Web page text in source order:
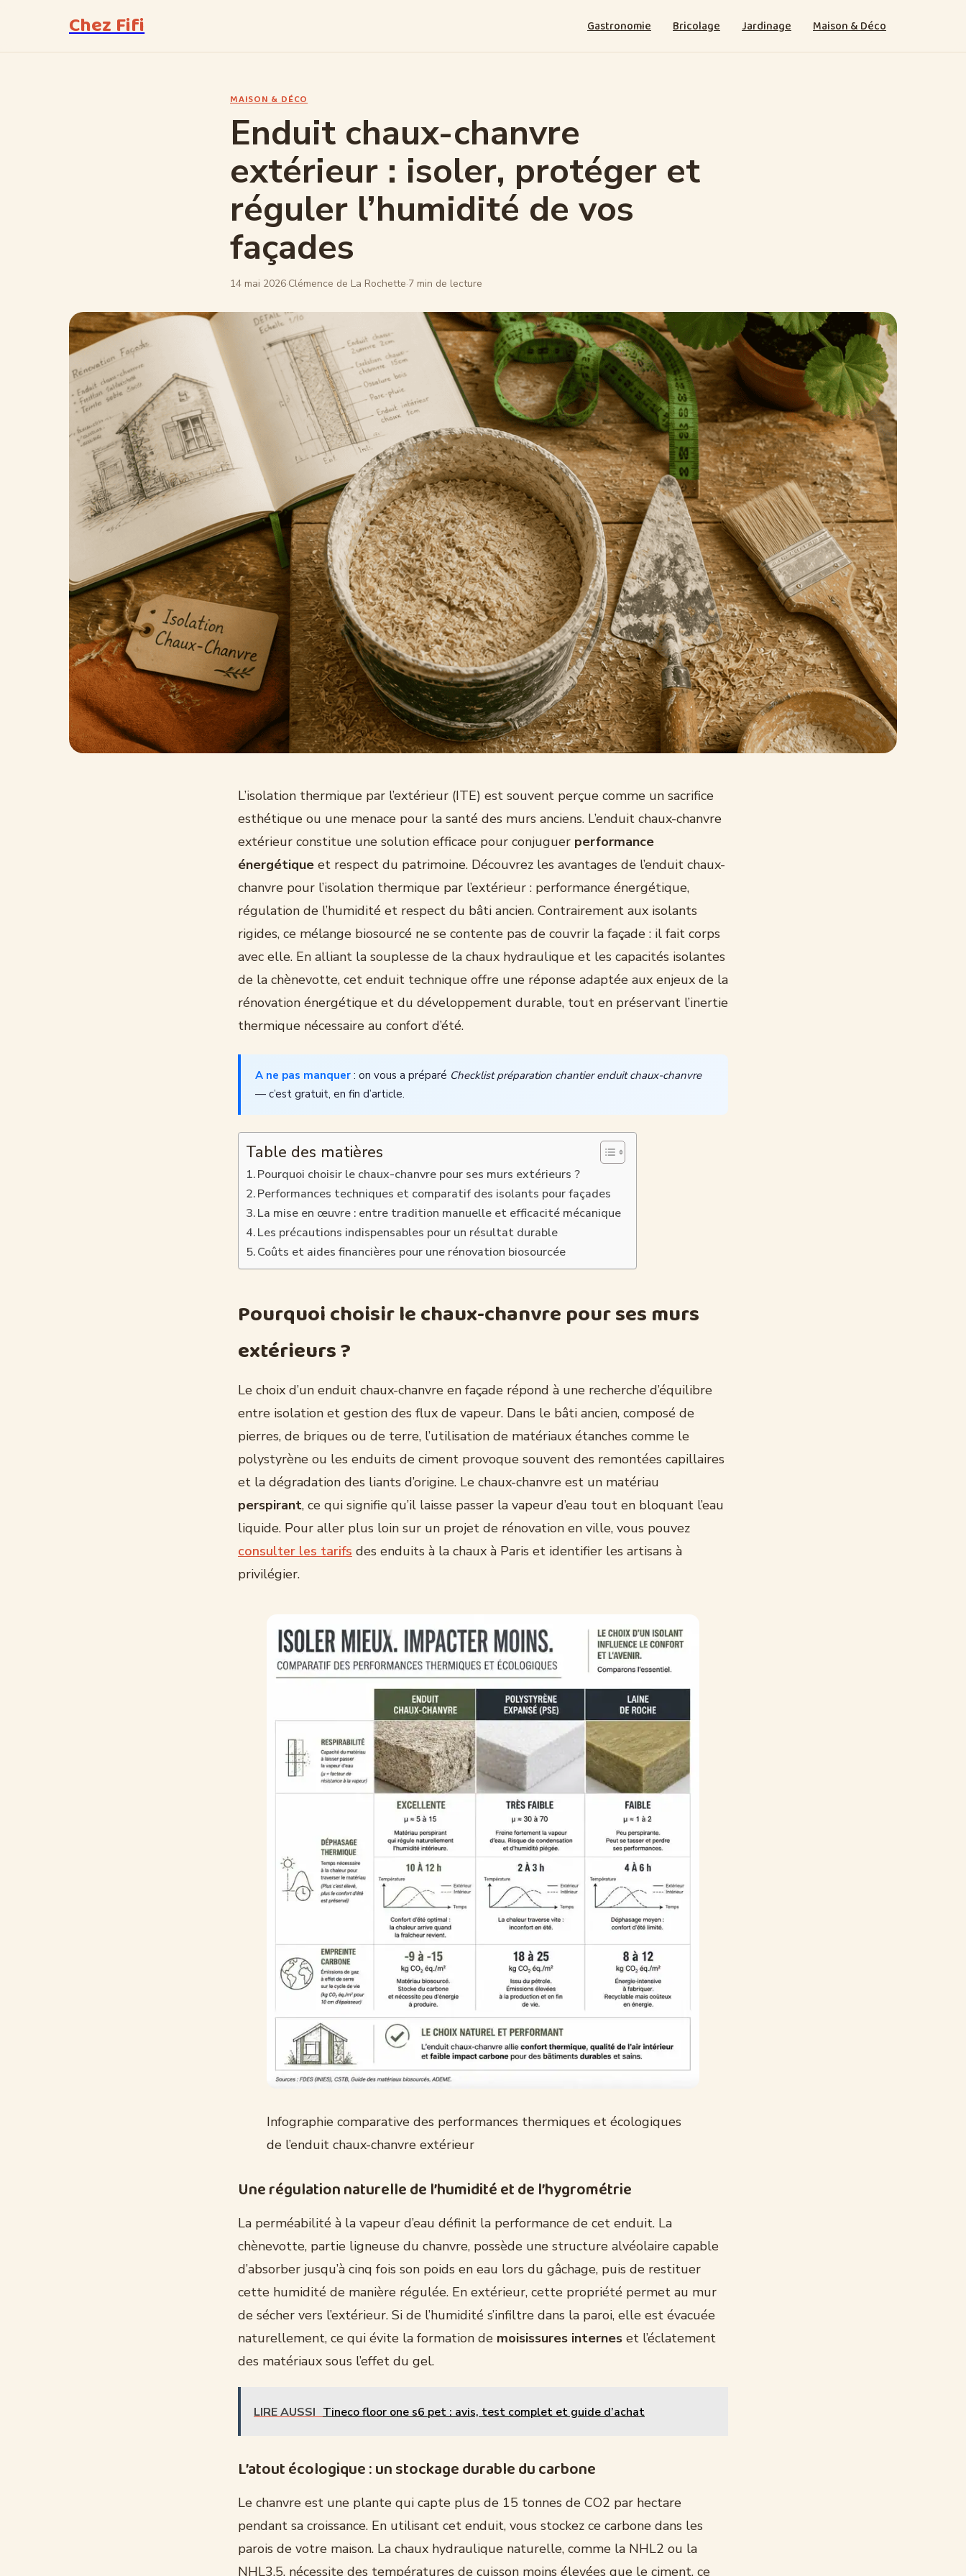
Chez Fifi Gastronomie Bricolage Jardinage Maison & Déco
MAISON & DÉCO
Enduit chaux-chanvre
extérieur : isoler, protéger et
réguler l’humidité de vos
façades
14 mai 2026·Clémence de La Rochette·7 min de lecture
L’isolation thermique par l’extérieur (ITE) est souvent perçue comme un sacrifice
esthétique ou une menace pour la santé des murs anciens. L’enduit chaux-chanvre
extérieur constitue une solution efficace pour conjuguer performance
énergétique et respect du patrimoine. Découvrez les avantages de l’enduit chaux-
chanvre pour l’isolation thermique par l’extérieur : performance énergétique,
régulation de l’humidité et respect du bâti ancien. Contrairement aux isolants
rigides, ce mélange biosourcé ne se contente pas de couvrir la façade : il fait corps
avec elle. En alliant la souplesse de la chaux hydraulique et les capacités isolantes
de la chènevotte, cet enduit technique offre une réponse adaptée aux enjeux de la
rénovation énergétique et du développement durable, tout en préservant l’inertie
thermique nécessaire au confort d’été.
A ne pas manquer : on vous a préparé Checklist préparation chantier enduit chaux-chanvre
— c’est gratuit, en fin d’article.
Table des matières
Pourquoi choisir le chaux-chanvre pour ses murs extérieurs ?
Performances techniques et comparatif des isolants pour façades
La mise en œuvre : entre tradition manuelle et efficacité mécanique
Les précautions indispensables pour un résultat durable
Coûts et aides financières pour une rénovation biosourcée
Pourquoi choisir le chaux-chanvre pour ses murs
extérieurs ?
Le choix d’un enduit chaux-chanvre en façade répond à une recherche d’équilibre
entre isolation et gestion des flux de vapeur. Dans le bâti ancien, composé de
pierres, de briques ou de terre, l’utilisation de matériaux étanches comme le
polystyrène ou les enduits de ciment provoque souvent des remontées capillaires
et la dégradation des liants d’origine. Le chaux-chanvre est un matériau
perspirant, ce qui signifie qu’il laisse passer la vapeur d’eau tout en bloquant l’eau
liquide. Pour aller plus loin sur un projet de rénovation en ville, vous pouvez
consulter les tarifs des enduits à la chaux à Paris et identifier les artisans à
privilégier.
Infographie comparative des performances thermiques et écologiques
de l’enduit chaux-chanvre extérieur
Une régulation naturelle de l’humidité et de l’hygrométrie
La perméabilité à la vapeur d’eau définit la performance de cet enduit. La
chènevotte, partie ligneuse du chanvre, possède une structure alvéolaire capable
d’absorber jusqu’à cinq fois son poids en eau lors du gâchage, puis de restituer
cette humidité de manière régulée. En extérieur, cette propriété permet au mur
de sécher vers l’extérieur. Si de l’humidité s’infiltre dans la paroi, elle est évacuée
naturellement, ce qui évite la formation de moisissures internes et l’éclatement
des matériaux sous l’effet du gel.
LIRE AUSSI Tineco floor one s6 pet : avis, test complet et guide d’achat
L’atout écologique : un stockage durable du carbone
Le chanvre est une plante qui capte plus de 15 tonnes de CO2 par hectare
pendant sa croissance. En utilisant cet enduit, vous stockez ce carbone dans les
parois de votre maison. La chaux hydraulique naturelle, comme la NHL2 ou la
NHL3.5, nécessite des températures de cuisson moins élevées que le ciment, ce